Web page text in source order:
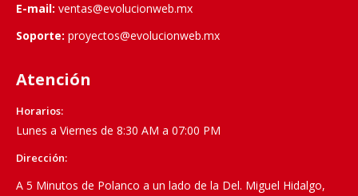
E-mail: ventas@evolucionweb.mx
Soporte: proyectos@evolucionweb.mx
Atención
Horarios:
Lunes a Viernes de 8:30 AM a 07:00 PM
Dirección:
A 5 Minutos de Polanco a un lado de la Del. Miguel Hidalgo,